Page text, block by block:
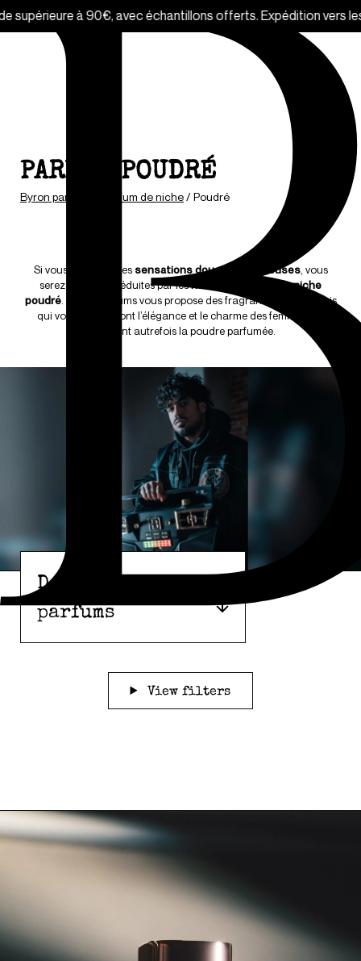
échantillons offerts. Expédition vers les États-Unis
PARFUM POUDRÉ
Byron parfums Parfum de niche/ Poudré
Si vous appréciez les sensations douces et soyeuses, vous
serez surement séduites par lesnotes du parfum de niche
poudré. Byron Parfums vous propose des fragrances à base d’iris
qui vous évoqueront l’élégance et le charme des femmes qui
utilisaient autrefois la poudre parfumée.
Découvrir nos
parfums
View filters